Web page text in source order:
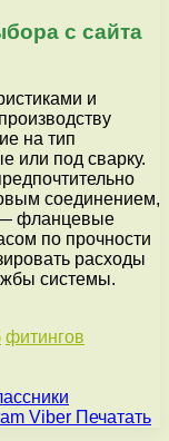
с сайта
и
на тип
или под сварку.
соединением,
— фланцевые
по прочности
расходы
системы.
фитингов
Viber Печатать